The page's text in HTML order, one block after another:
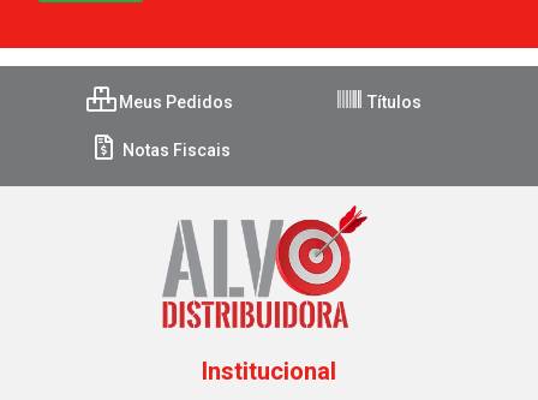
Meus Pedidos Títulos
Notas Fiscais
Institucional